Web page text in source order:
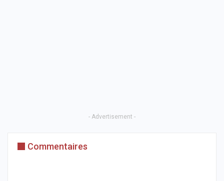
- Advertisement -
Commentaires